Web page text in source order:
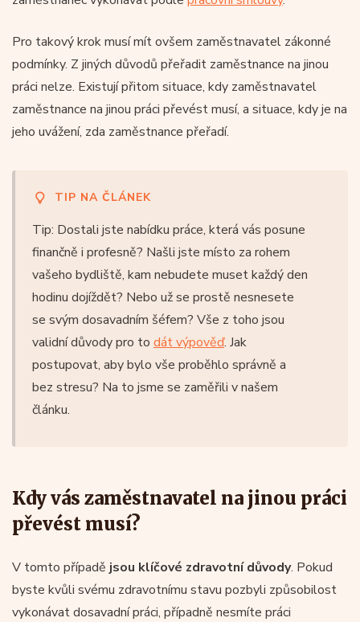
Pro takový krok musí mít ovšem zaměstnavatel zákonné
podmínky. Z jiných důvodů přeřadit zaměstnance na jinou
práci nelze. Existují přitom situace, kdy zaměstnavatel
zaměstnance na jinou práci převést musí, a situace, kdy je na
jeho uvážení, zda zaměstnance přeřadí.
TIP NA ČLÁNEK
Tip: Dostali jste nabídku práce, která vás posune
finančně i profesně? Našli jste místo za rohem
vašeho bydliště, kam nebudete muset každý den
hodinu dojíždět? Nebo už se prostě nesnesete
se svým dosavadním šéfem? Vše z toho jsou
validní důvody pro to dát výpověď. Jak
postupovat, aby bylo vše proběhlo správně a
bez stresu? Na to jsme se zaměřili v našem
článku.
Kdy vás zaměstnavatel na jinou práci
převést musí?
V tomto případě jsou klíčové zdravotní důvody. Pokud
byste kvůli svému zdravotnímu stavu pozbyli způsobilost
vykonávat dosavadní práci, případně nesmíte práci